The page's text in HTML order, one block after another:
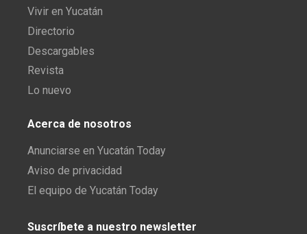
Vivir en Yucatán
Directorio
Descargables
Revista
Lo nuevo
Acerca de nosotros
Anunciarse en Yucatán Today
Aviso de privacidad
El equipo de Yucatán Today
Suscríbete a nuestro newsletter